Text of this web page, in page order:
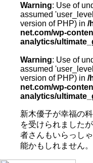
Warning: Use of
assumed
version of PHP) in /
net.com/wp-
analytics/
Warning: Use of
assumed
version of PHP) in /
net.com/wp-
analytics/
新木優子が幸福の
を受けられました
者さんもいらっし
能かもしれません